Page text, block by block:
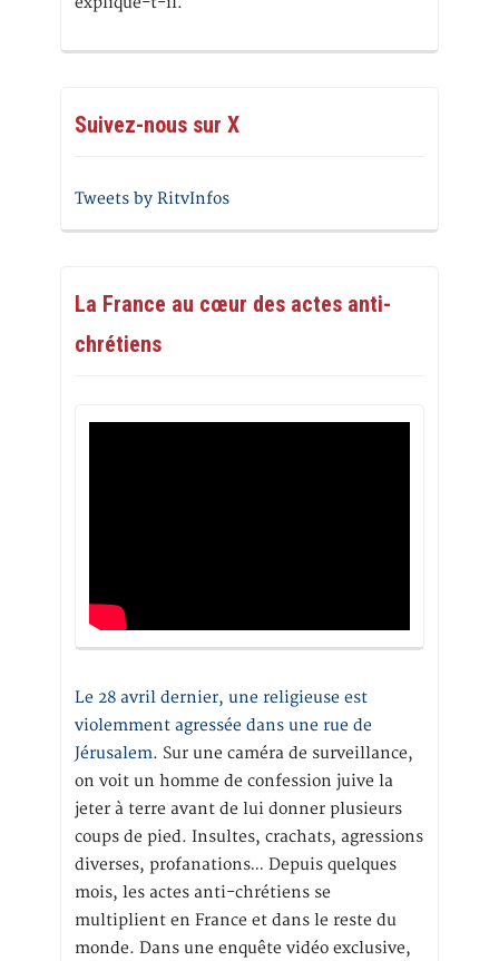
Suivez-nous sur X
Tweets by RitvInfos
La France au cœur des actes anti-
chrétiens
Le 28 avril dernier, une religieuse est
violemment agressée dans une rue de
Jérusalem. Sur une caméra de surveillance,
on voit un homme de confession juive la
jeter à terre avant de lui donner plusieurs
coups de pied. Insultes, crachats, agressions
diverses, profanations… Depuis quelques
mois, les actes anti-chrétiens se
multiplient en France et dans le reste du
monde. Dans une enquête vidéo exclusive,